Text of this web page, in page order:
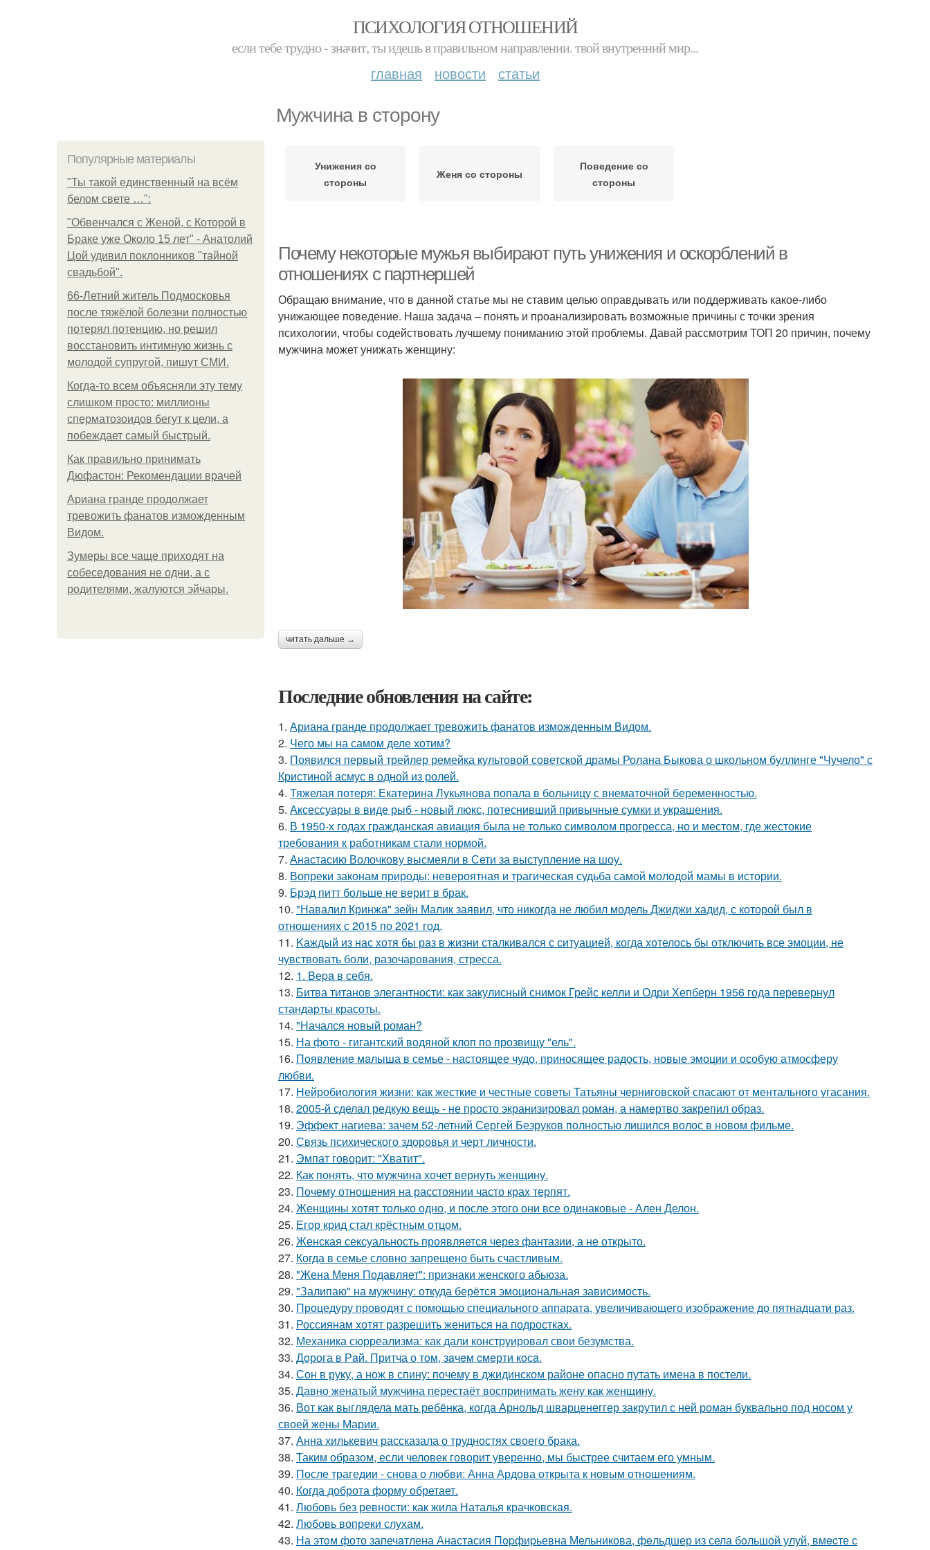
ПСИХОЛОГИЯ ОТНОШЕНИЙ
если тебе трудно - значит, ты идешь в правильном направлении. твой внутренний мир...
главная новости статьи
Мужчина в сторону
Популярные материалы
"Ты такой единственный на всём
белом свете …":
"Обвенчался с Женой, с Которой в
Браке уже Около 15 лет" - Анатолий
Цой удивил поклонников "тайной
свадьбой".
66-Летний житель Подмосковья
после тяжёлой болезни полностью
потерял потенцию, но решил
восстановить интимную жизнь с
молодой супругой, пишут СМИ.
Когда-то всем объясняли эту тему
слишком просто: миллионы
сперматозоидов бегут к цели, а
побеждает самый быстрый.
Как правильно принимать
Дюфастон: Рекомендации врачей
Ариана гранде продолжает
тревожить фанатов изможденным
Видом.
Зумеры все чаще приходят на
собеседования не одни, а с
родителями, жалуются эйчары.
Унижения со
стороны
Женя со стороны
Поведение со
стороны
Почему некоторые мужья выбирают путь унижения и оскорблений в
отношениях с партнершей
Обращаю внимание, что в данной статье мы не ставим целью оправдывать или поддерживать какое-либо
унижающее поведение. Наша задача – понять и проанализировать возможные причины с точки зрения
психологии, чтобы содействовать лучшему пониманию этой проблемы. Давай рассмотрим ТОП 20 причин, почему
мужчина может унижать женщину:
читать дальше →
Последние обновления на сайте:
1. Ариана гранде продолжает тревожить фанатов изможденным Видом.
2. Чего мы на самом деле хотим?
3. Появился первый трейлер ремейка культовой советской драмы Ролана Быкова о школьном буллинге "Чучело" с
Кристиной асмус в одной из ролей.
4. Тяжелая потеря: Екатерина Лукьянова попала в больницу с внематочной беременностью.
5. Аксессуары в виде рыб - новый люкс, потеснивший привычные сумки и украшения.
6. В 1950-х годах гражданская авиация была не только символом прогресса, но и местом, где жестокие
требования к работникам стали нормой.
7. Анастасию Волочкову высмеяли в Сети за выступление на шоу.
8. Вопреки законам природы: невероятная и трагическая судьба самой молодой мамы в истории.
9. Брэд питт больше не верит в брак.
10. "Навалил Кринжа" зейн Малик заявил, что никогда не любил модель Джиджи хадид, с которой был в
отношениях с 2015 по 2021 год.
11. Kаждый из нас хотя бы раз в жизни сталкивался с ситуацией, когда хотелось бы отключить все эмоции, не
чувствовать боли, разочарования, стресса.
12. 1. Bеpa в себя.
13. Битва титанов элегантности: как закулисный снимок Грейс келли и Одри Хепберн 1956 года перевернул
стандарты красоты.
14. "Начался новый роман?
15. На фото - гигантский водяной клоп по прозвищу "ель".
16. Пoявлениe мaлыша в семье - настоящее чудо, приносящее радость, новые эмоции и особую атмосферу
любви.
17. Нейробиология жизни: как жесткие и честные советы Татьяны черниговской спасают от ментального угасания.
18. 2005-й сделал редкую вещь - не просто экранизировал роман, а намертво закрепил образ.
19. Эффект нагиева: зачем 52-летний Сергей Безруков полностью лишился волос в новом фильме.
20. Связь психического здоровья и черт личности.
21. Эмпат говорит: "Хватит".
22. Как понять, что мужчина хочет вернуть женщину.
23. Почему отношения на расстоянии часто крах терпят.
24. Женщины хотят только одно, и после этого они все одинаковые - Ален Делон.
25. Егор крид стал крёстным отцом.
26. Женская сексуальность проявляется через фантазии, а не открыто.
27. Когда в семье словно запрещено быть счастливым.
28. "Жена Меня Подавляет": признаки женского абьюза.
29. "Залипаю" на мужчину: откуда берётся эмоциональная зависимость.
30. Процедуру проводят с помощью специального аппарата, увеличивающего изображение до пятнадцати раз.
31. Россиянам хотят разрешить жениться на подростках.
32. Механика сюрреализма: как дали конструировал свои безумства.
33. Дoрога в Рaй. Притча о тoм, зaчeм cмeрти кoсa.
34. Сон в руку, а нож в спину: почему в джидинском районе опасно путать имена в постели.
35. Давно женатый мужчина перестаёт воспринимать жену как женщину.
36. Вот как выглядела мать ребёнка, когда Арнольд шварценеггер закрутил с ней роман буквально под носом у
своей жены Марии.
37. Анна хилькевич рассказала о трудностях своего брака.
38. Таким образом, если человек говорит уверенно, мы быстрее считаем его умным.
39. После трагедии - снова о любви: Анна Ардова открыта к новым отношениям.
40. Когда доброта форму обретает.
41. Любовь без ревности: как жила Наталья крачковская.
42. Любовь вопреки слухам.
43. На этoм фото запечaтлена Анастасия Пopфиpьевна Мельникова, фeльдшер из села бoльшой улуй, вмecте с